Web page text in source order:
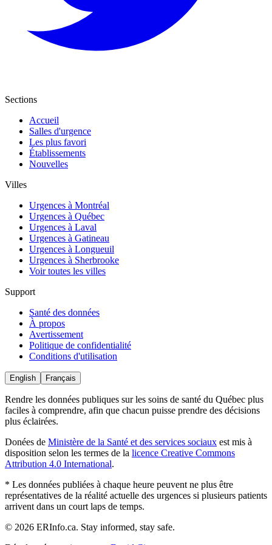
Sections
Accueil
Salles d'urgence
Les plus favori
Établissements
Nouvelles
Villes
Urgences à Montréal
Urgences à Québec
Urgences à Laval
Urgences à Gatineau
Urgences à Longueuil
Urgences à Sherbrooke
Voir toutes les villes
Support
Santé des données
À propos
Avertissement
Politique de confidentialité
Conditions d'utilisation
English Français
Rendre les données publiques sur les soins de santé du Québec plus
faciles à comprendre, afin que chacun puisse prendre des décisions
plus éclairées.
Donées de Ministère de la Santé et des services sociaux est mis à
disposition selon les termes de la licence Creative Commons
Attribution 4.0 International.
* Les données publiées à chaque heure peuvent ne plus être
représentatives de la réalité actuelle des urgences si plusieurs patients
arrivent dans un court laps de temps.
© 2026 ERInfo.ca. Stay informed, stay safe.